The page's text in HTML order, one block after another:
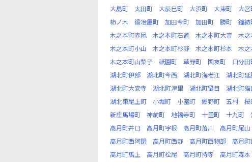
大島町
太田町 大辰巳町 大浜町 大東町 大
柿ノ木
鍛冶屋町 加田今町 加田町 勝町 鐘紡
木之本町赤尾
木之本町石道 木之本町大音 木之
木之本町小山
木之本町杉野 木之本町杉本 木之
木之本町山梨子
祇園町 草野町 国友町 口分田
湖北町伊部
湖北町今西 湖北町海老江 湖北町延
湖北町大安寺
湖北町津里 湖北町留目 湖北町猫
湖北東尾上町
小堀町 小室町 郷野町 五村 桜
新庄馬場町
神前町 地福寺町 十里町 十九町
高月町井口
高月町宇根 高月町落川 高月町尾山
高月町西阿閉
高月町西野 高月町西物部 高月
高月町馬上
高月町松尾 高月町持寺 高月町森本